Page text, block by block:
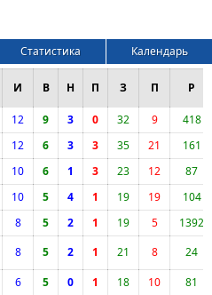
Статистика Календарь
И В Н П З П Р
12 9 3 0 32 9
418
12 6 3 3 35 21
161
10 6 1 3 23 12
87
10 5 4 1 19 19
104
8 5 2 1 19 5
1392
8 5 2 1 21 8
24
6 5 0 1 18 10
81